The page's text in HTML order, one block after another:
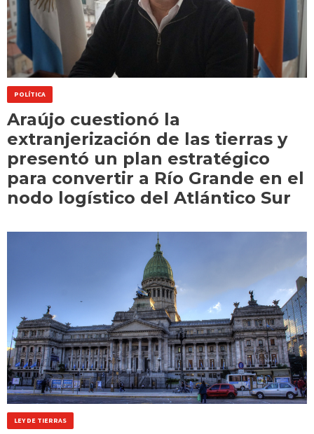
POLÍTICA
Araújo cuestionó la
extranjerización de las tierras y
presentó un plan estratégico
para convertir a Río Grande en el
nodo logístico del Atlántico Sur
LEY DE TIERRAS